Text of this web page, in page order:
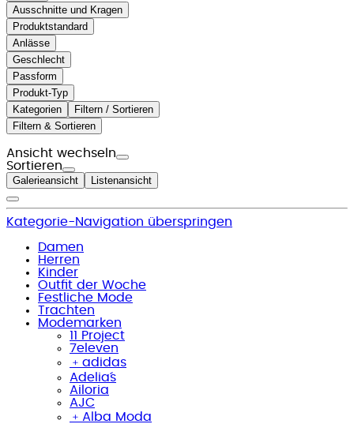
Ausschnitte und Kragen
Produktstandard
Anlässe
Geschlecht
Passform
Produkt-Typ
Kategorien
Filtern / Sortieren
Filtern & Sortieren
Ansicht wechseln
Sortieren
Galerieansicht Listenansicht
Kategorie-Navigation überspringen
Damen
Herren
Kinder
Outfit der Woche
Festliche Mode
Trachten
Modemarken
11 Project
7eleven
﹢ adidas
Adelia´s
Ailoria
AJC
﹢ Alba Moda